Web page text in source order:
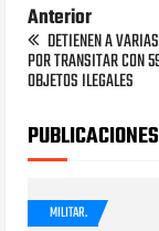
Anterior
DETIENEN A
POR TRANSITAR CON
OBJETOS ILEGALES
MILITAR.